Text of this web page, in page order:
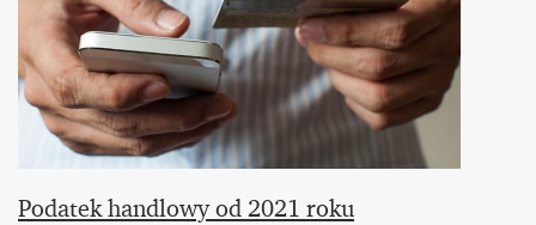
Podatek handlowy od 2021 roku